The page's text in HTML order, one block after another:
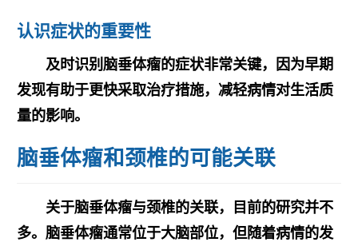
认识症状的重要性
及时识别脑垂体瘤的症状非常关键，因为早期
发现有助于更快采取治疗措施，减轻病情对生活质
量的影响。
脑垂体瘤和颈椎的可能关联
关于脑垂体瘤与颈椎的关联，目前的研究并不
多。脑垂体瘤通常位于大脑部位，但随着病情的发